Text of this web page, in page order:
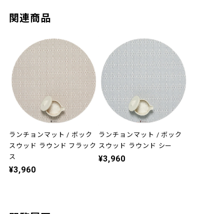
関連商品
ランチョンマット / ボック
スウッド ラウンド フラック
ス
¥3,960
ランチョンマット / ボック
スウッド ラウンド シー
¥3,960